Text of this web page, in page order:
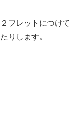
フレットにつけて
りします。